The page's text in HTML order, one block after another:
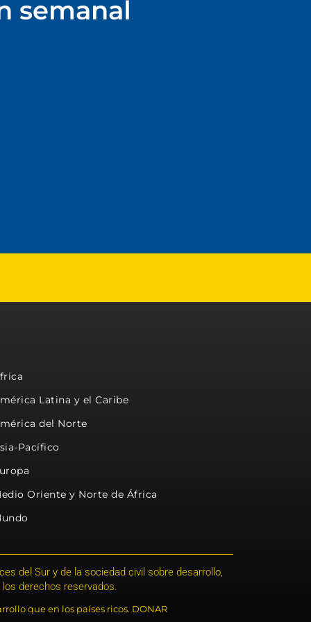
semanal
Latina y el Caribe
del Norte
Pacífico
Oriente y Norte de África
del Sur y de la sociedad civil sobre desarrollo,
derechos reservados.
que en los países ricos. DONAR